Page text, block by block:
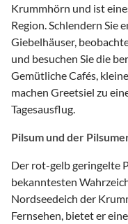
Krummhörn und ist
Region. Schlendern Sie
Giebelhäuser,
und besuchen Sie die
Gemütliche Cafés,
machen Greetsiel zu
Tagesausflug.
Pilsum und der
Der rot-gelb geringelte
bekanntesten
Nordseedeich der
Fernsehen, bietet er